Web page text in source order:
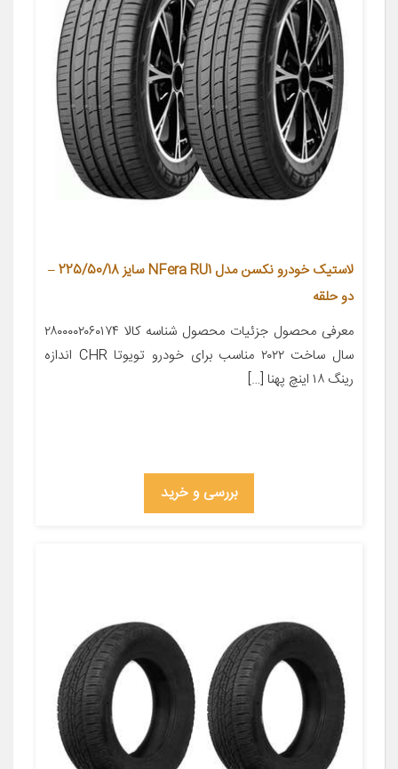
لاستیک خودرو نکسن مدل NFera RU1 سایز 225/50/18 –
دو حلقه
معرفی محصول جزئیات محصول شناسه کالا ۲۸۰۰۰۰۲۰۶۰۱۷۴
سال ساخت ۲۰۲۲ مناسب برای خودرو تویوتا CHR اندازه
رینگ ۱۸ اینچ پهنا […]
بررسی و خرید